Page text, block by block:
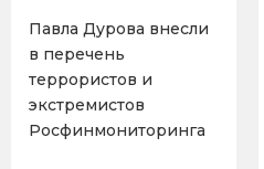
Павла Дурова внесли
в перечень
террористов и
экстремистов
Росфинмониторинга